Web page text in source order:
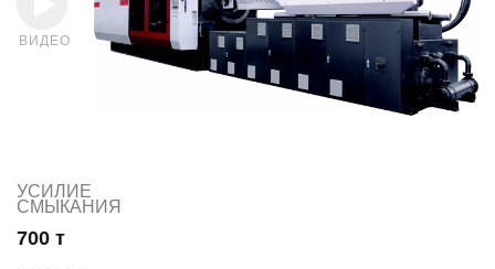
ВИДЕО
УСИЛИЕ
СМЫКАНИЯ
700 т